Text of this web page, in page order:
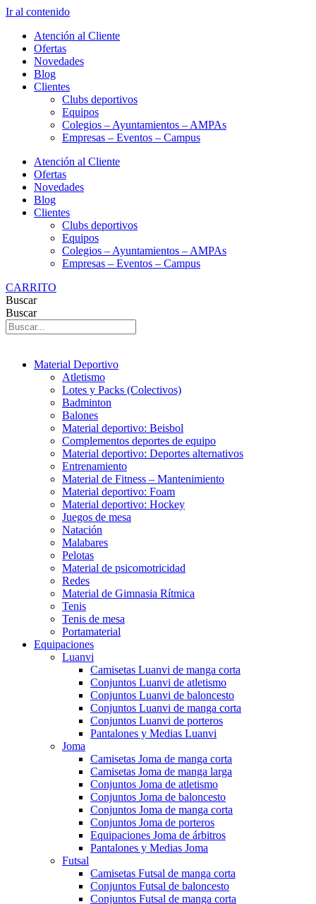
Ir al contenido
Atención al Cliente
Ofertas
Novedades
Blog
Clientes
Clubs deportivos
Equipos
Colegios – Ayuntamientos – AMPAs
Empresas – Eventos – Campus
Atención al Cliente
Ofertas
Novedades
Blog
Clientes
Clubs deportivos
Equipos
Colegios – Ayuntamientos – AMPAs
Empresas – Eventos – Campus
CARRITO
Buscar
Buscar
Material Deportivo
Atletismo
Lotes y Packs (Colectivos)
Badminton
Balones
Material deportivo: Beisbol
Complementos deportes de equipo
Material deportivo: Deportes alternativos
Entrenamiento
Material de Fitness – Mantenimiento
Material deportivo: Foam
Material deportivo: Hockey
Juegos de mesa
Natación
Malabares
Pelotas
Material de psicomotricidad
Redes
Material de Gimnasia Rítmica
Tenis
Tenis de mesa
Portamaterial
Equipaciones
Luanvi
Camisetas Luanvi de manga corta
Conjuntos Luanvi de atletismo
Conjuntos Luanvi de baloncesto
Conjuntos Luanvi de manga corta
Conjuntos Luanvi de porteros
Pantalones y Medias Luanvi
Joma
Camisetas Joma de manga corta
Camisetas Joma de manga larga
Conjuntos Joma de atletismo
Conjuntos Joma de baloncesto
Conjuntos Joma de manga corta
Conjuntos Joma de porteros
Equipaciones Joma de árbitros
Pantalones y Medias Joma
Futsal
Camisetas Futsal de manga corta
Conjuntos Futsal de baloncesto
Conjuntos Futsal de manga corta